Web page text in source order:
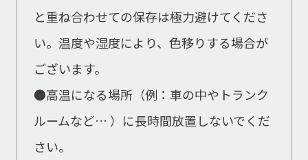
と重ね合わせての保存は極力避けてくださ
い。温度や湿度により、色移りする場合が
ございます。
●高温になる場所（例：車の中やトランク
ルームなど… ）に長時間放置しないでくだ
さい。